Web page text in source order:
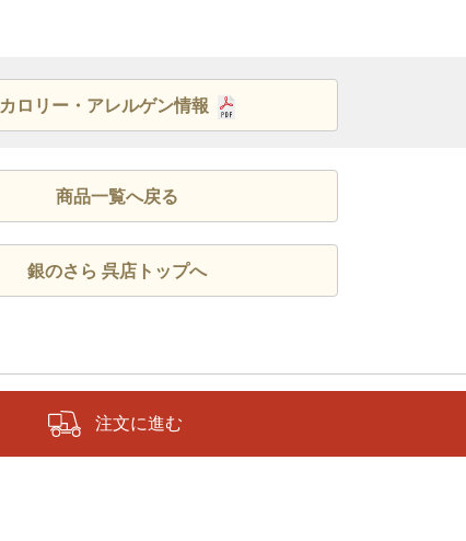
カロリー・アレルゲン情報
商品一覧へ戻る
銀のさら 呉店トップへ
注文に進む